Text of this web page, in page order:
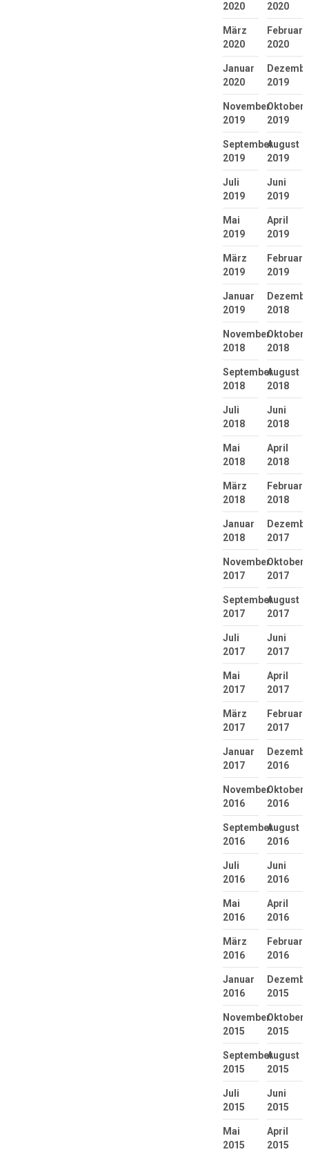
2020
2020
März
2020
Februar
2020
Januar
2020
2019
November
2019
Oktober
2019
September
2019
August
2019
Juli
2019
Juni
2019
Mai
2019
April
2019
März
2019
Februar
2019
Januar
2019
2018
November
2018
Oktober
2018
September
2018
August
2018
Juli
2018
Juni
2018
Mai
2018
April
2018
März
2018
Februar
2018
Januar
2018
2017
November
2017
Oktober
2017
September
2017
August
2017
Juli
2017
Juni
2017
Mai
2017
April
2017
März
2017
Februar
2017
Januar
2017
2016
November
2016
Oktober
2016
September
2016
August
2016
Juli
2016
Juni
2016
Mai
2016
April
2016
März
2016
Februar
2016
Januar
2016
2015
November
2015
Oktober
2015
September
2015
August
2015
Juli
2015
Juni
2015
Mai
2015
April
2015